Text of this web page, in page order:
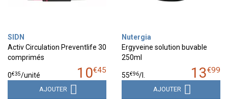
SIDN
Activ Circulation Preventlife 30
comprimés
10€45
0€35/unité
AJOUTER
Nutergia
Ergyveine solution buvable
250ml
13€99
55€96/l.
AJOUTER